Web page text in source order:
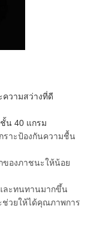
ความสว่างที่ดี
น 40 แกรม
ราะป้องกันความชื้น
องภาชนะให้น้อย
ละทนทานมากขึ้น
วยให้ได้คุณภาพการ